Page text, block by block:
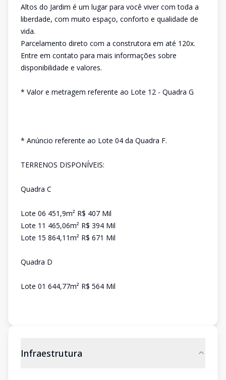
Altos do Jardim é um lugar para você viver com toda a
liberdade, com muito espaço, conforto e qualidade de
vida.
Parcelamento direto com a construtora em até 120x.
Entre em contato para mais informações sobre
disponibilidade e valores.
* Valor e metragem referente ao Lote 12 - Quadra G
* Anúncio referente ao Lote 04 da Quadra F.
TERRENOS DISPONÍVEIS:
Quadra C
Lote 06 451,9m² R$ 407 Mil
Lote 11 465,06m² R$ 394 Mil
Lote 15 864,11m² R$ 671 Mil
Quadra D
Lote 01 644,77m² R$ 564 Mil
Infraestrutura